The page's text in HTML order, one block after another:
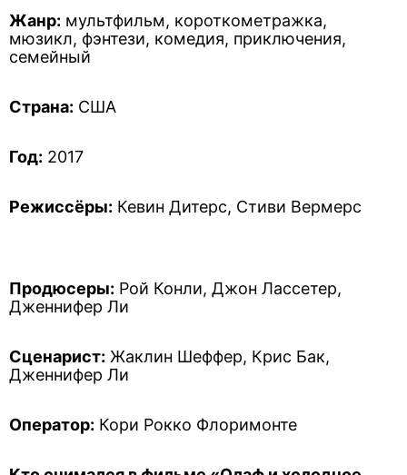
Жанр: мультфильм, короткометражка,
мюзикл, фэнтези, комедия, приключения,
семейный
Страна: США
Год: 2017
Режиссёры: Кевин Дитерс, Стиви Вермерс
Продюсеры: Рой Конли, Джон Лассетер,
Дженнифер Ли
Сценарист: Жаклин Шеффер, Крис Бак,
Дженнифер Ли
Оператор: Кори Рокко Флоримонте